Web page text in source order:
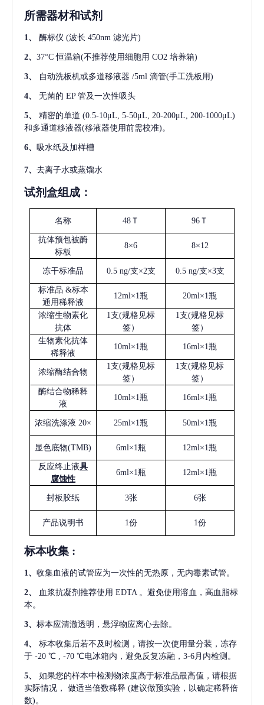
所需器材和试剂
1、 酶标仪 (波长 450nm 滤光片)
2、 37°C 恒温箱(不推荐使用细胞用 CO2 培养箱)
3、 自动洗板机或多道移液器 /5ml 滴管(手工洗板用)
4、 无菌的 EP 管及一次性吸头
5、 精密的单道 (0.5-10μL, 5-50μL, 20-200μL, 200-1000μL)
和多通道移液器(移液器使用前需校准)。
6、 吸水纸及加样槽
7、 去离子水或蒸馏水
试剂盒组成：
名称 48Ｔ 96Ｔ
抗体预包被酶
标板
8×6 8×12
冻干标准品 0.5 ng/支×2支 0.5 ng/支×3支
标准品 &标本
通用稀释液
12ml×1瓶 20ml×1瓶
浓缩生物素化
抗体
1支(规格见标
签）
1支(规格见标
签）
生物素化抗体
稀释液
10ml×1瓶 16ml×1瓶
浓缩酶结合物
1支(规格见标
签）
1支(规格见标
签）
酶结合物稀释
液
10ml×1瓶 16ml×1瓶
浓缩洗涤液 20× 25ml×1瓶 50ml×1瓶
显色底物(TMB) 6ml×1瓶 12ml×1瓶
反应终止液具
腐蚀性
6ml×1瓶 12ml×1瓶
封板胶纸 3张 6张
产品说明书 1份 1份
标本收集 :
1、 收集血液的试管应为一次性的无热原，无内毒素试管。
2、 血浆抗凝剂推荐使用 EDTA 。避免使用溶血，高血脂标
本。
3、 标本应清澈透明，悬浮物应离心去除。
4、
标本收集后若不及时检测，请按一次使用量分装，冻存
于 -20 ℃ , -70 ℃电冰箱内，避免反复冻融，3-6月内检测。
5、
如果您的样本中检测物浓度高于标准品最高值，请根据
实际情况，
做适当倍数稀释 (建议做预实验，以确定稀释倍
数)。